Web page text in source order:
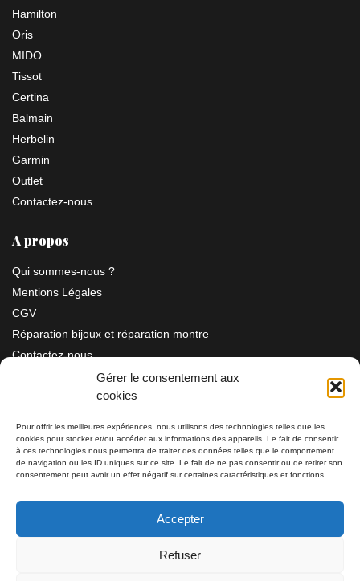
Gérer le consentement aux
cookies
Pour offrir les meilleures expériences, nous utilisons des technologies telles que les
cookies pour stocker et/ou accéder aux informations des appareils. Le fait de consentir
à ces technologies nous permettra de traiter des données telles que le comportement
de navigation ou les ID uniques sur ce site. Le fait de ne pas consentir ou de retirer son
consentement peut avoir un effet négatif sur certaines caractéristiques et fonctions.
Accepter
Refuser
Hamilton
Oris
MIDO
Tissot
Certina
Balmain
Herbelin
Garmin
Outlet
Contactez-nous
A propos
Qui sommes-nous ?
Mentions Légales
CGV
Réparation bijoux et réparation montre
Contactez-nous
Information
Bijouterie SIAUD11 rue Masséna 06000 NICE
Tél: 04 93 82 29 34 / 09 78 81 68 81